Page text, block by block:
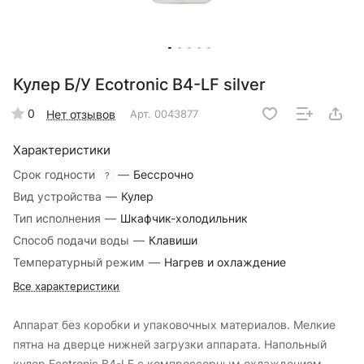
Кулер Б/У Ecotronic B4-LF silver
0 Нет отзывов Арт. 0043877
Характеристики
Срок годности ? — Бессрочно
Вид устройства — Кулер
Тип исполнения — Шкафчик-холодильник
Способ подачи воды — Клавиши
Температурный режим — Нагрев и охлаждение
Все характеристики
Аппарат без коробки и упаковочных материалов. Мелкие
пятна на дверце нижней загрузки аппарата. Напольный